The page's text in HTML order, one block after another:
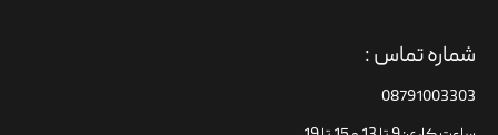
شماره تماس :
08791003303